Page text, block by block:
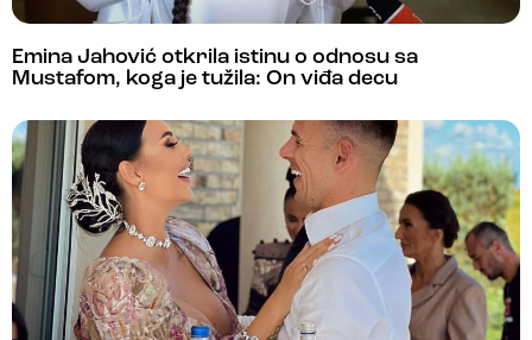
Emina Jahović otkrila istinu o odnosu sa
Mustafom, koga je tužila: On viđa decu